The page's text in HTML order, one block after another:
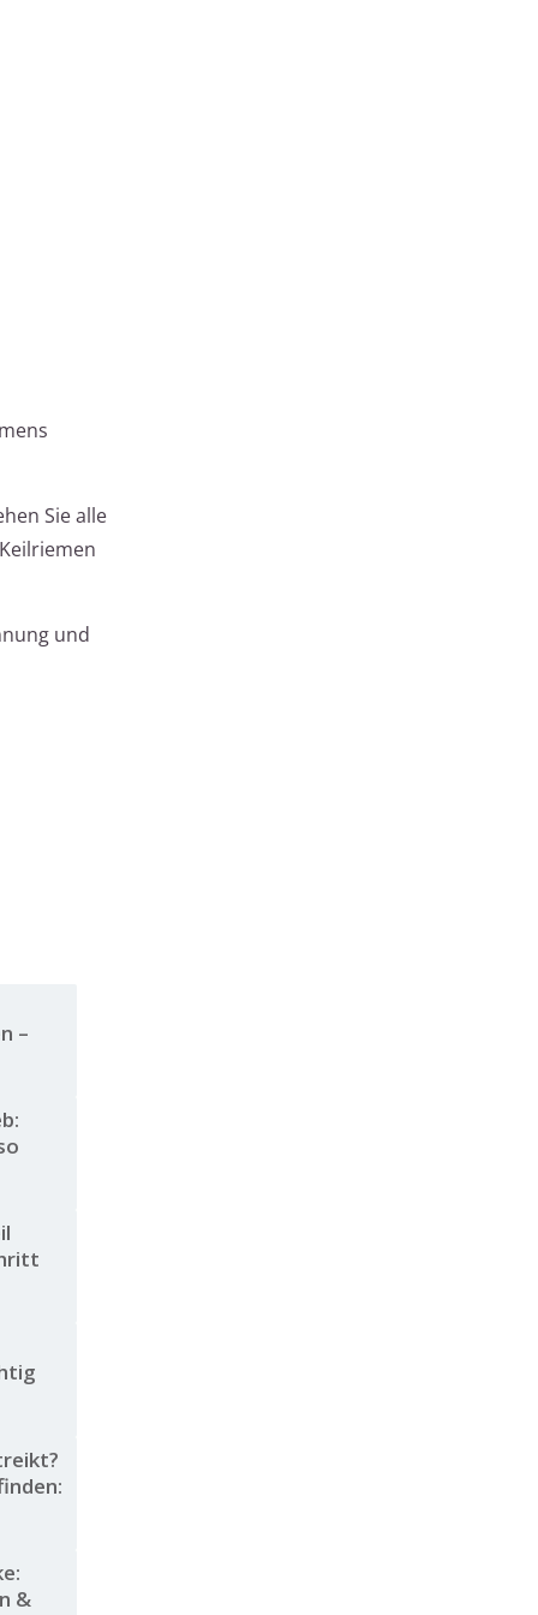
Sie alle
und
–
&